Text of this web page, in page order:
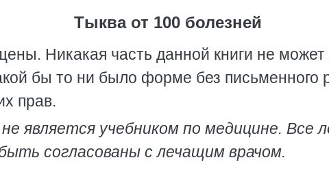
Тыква от 100 болезней
Никакая часть данной книги не может
бы то ни было форме без письменного
прав.
является учебником по медицине. Все
согласованы с лечащим врачом.